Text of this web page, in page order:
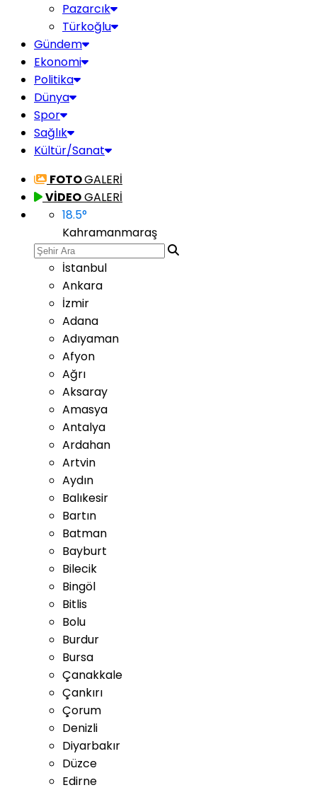
Pazarcık
Türkoğlu
Gündem
Ekonomi
Politika
Dünya
Spor
Sağlık
Kültür/Sanat
FOTOGALERİ
VİDEOGALERİ
18.5°
Kahramanmaraş
İstanbul
Ankara
İzmir
Adana
Adıyaman
Afyon
Ağrı
Aksaray
Amasya
Antalya
Ardahan
Artvin
Aydın
Balıkesir
Bartın
Batman
Bayburt
Bilecik
Bingöl
Bitlis
Bolu
Burdur
Bursa
Çanakkale
Çankırı
Çorum
Denizli
Diyarbakır
Düzce
Edirne